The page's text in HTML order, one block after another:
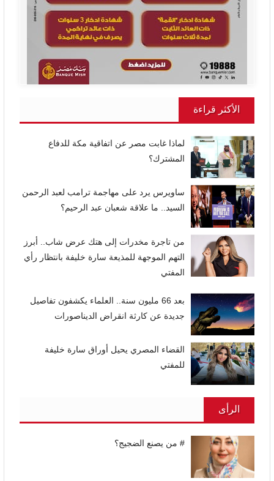
الأكثر قراءة
لماذا غابت مصر عن اتفاقية مكة للدفاع
المشترك؟
ساويرس يرد على مهاجمة ترامب لعبد الرحمن
السيد.. ما علاقة شعبان عبد الرحيم؟
من تاجرة مخدرات إلى هتك عرض شاب.. أبرز
التهم الموجهة للمذيعة سارة خليفة بانتظار رأي
المفتي
بعد 66 مليون سنة.. العلماء يكشفون تفاصيل
جديدة عن كارثة انقراض الديناصورات
القضاء المصري يحيل أوراق سارة خليفة
للمفتي
الرأى
# من يصنع الضجيج؟